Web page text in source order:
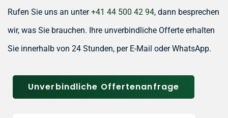
Rufen Sie uns an unter+41 44 500 42 94, dann besprechen
wir, was Sie brauchen. Ihre unverbindliche Offerte erhalten
Sie innerhalb von 24 Stunden, per E-Mail oder WhatsApp.
Unverbindliche Offertenanfrage